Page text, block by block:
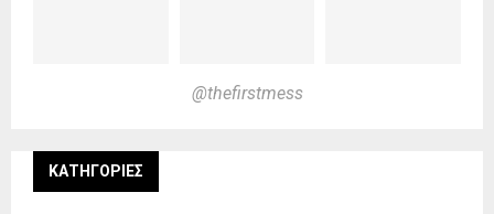
@thefirstmess
KΑΤΗΓΟΡΊΕΣ